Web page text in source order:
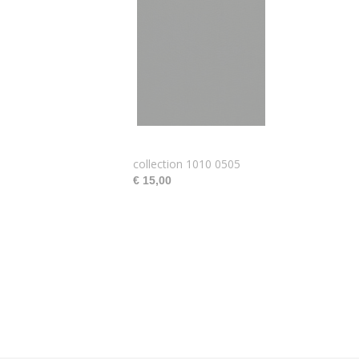
collection 1010 0505
€ 15,00